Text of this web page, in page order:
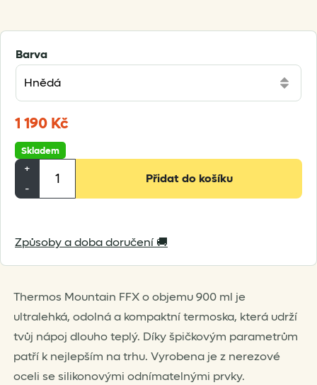
Thermos Mountain FFX o objemu 900 ml je
ultralehká, odolná a kompaktní termoska, která udrží
tvůj nápoj dlouho teplý. Díky špičkovým parametrům
patří k nejlepším na trhu. Vyrobena je z nerezové
oceli se silikonovými odnímatelnými prvky.
Barva
1 190 Kč
Skladem
+
-
termoska
900
ml
Přidat do košíku
Způsoby a doba doručení 🚚